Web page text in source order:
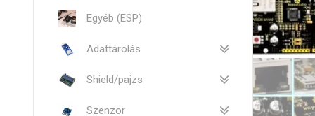
Egyéb (ESP)
Adattárolás
Shield/pajzs
Szenzor